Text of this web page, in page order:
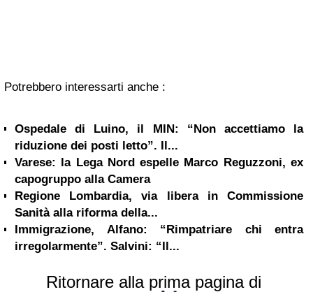
Potrebbero interessarti anche :
Ospedale di Luino, il MIN: “Non accettiamo la
riduzione dei posti letto”. Il...
Varese: la Lega Nord espelle Marco Reguzzoni, ex
capogruppo alla Camera
Regione Lombardia, via libera in Commissione
Sanità alla riforma della...
Immigrazione, Alfano: “Rimpatriare chi entra
irregolarmente”. Salvini: “Il...
Ritornare alla prima pagina di